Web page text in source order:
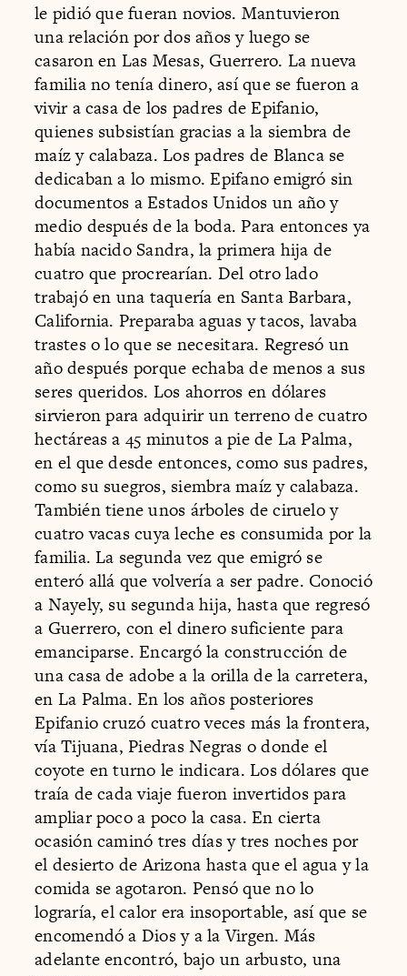
le pidió que fueran novios. Mantuvieron
una relación por dos años y luego se
casaron en Las Mesas, Guerrero. La nueva
familia no tenía dinero, así que se fueron a
vivir a casa de los padres de Epifanio,
quienes subsistían gracias a la siembra de
maíz y calabaza. Los padres de Blanca se
dedicaban a lo mismo. Epifano emigró sin
documentos a Estados Unidos un año y
medio después de la boda. Para entonces ya
había nacido Sandra, la primera hija de
cuatro que procrearían. Del otro lado
trabajó en una taquería en Santa Barbara,
California. Preparaba aguas y tacos, lavaba
trastes o lo que se necesitara. Regresó un
año después porque echaba de menos a sus
seres queridos. Los ahorros en dólares
sirvieron para adquirir un terreno de cuatro
hectáreas a 45 minutos a pie de La Palma,
en el que desde entonces, como sus padres,
como su suegros, siembra maíz y calabaza.
También tiene unos árboles de ciruelo y
cuatro vacas cuya leche es consumida por la
familia. La segunda vez que emigró se
enteró allá que volvería a ser padre. Conoció
a Nayely, su segunda hija, hasta que regresó
a Guerrero, con el dinero suficiente para
emanciparse. Encargó la construcción de
una casa de adobe a la orilla de la carretera,
en La Palma. En los años posteriores
Epifanio cruzó cuatro veces más la frontera,
vía Tijuana, Piedras Negras o donde el
coyote en turno le indicara. Los dólares que
traía de cada viaje fueron invertidos para
ampliar poco a poco la casa. En cierta
ocasión caminó tres días y tres noches por
el desierto de Arizona hasta que el agua y la
comida se agotaron. Pensó que no lo
lograría, el calor era insoportable, así que se
encomendó a Dios y a la Virgen. Más
adelante encontró, bajo un arbusto, una